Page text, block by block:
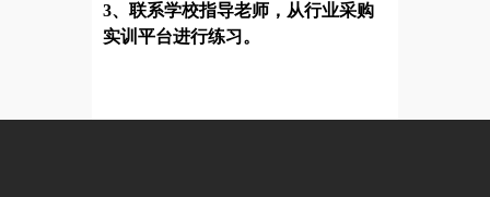
3、联系学校指导老师，从行业采购
实训平台进行练习。